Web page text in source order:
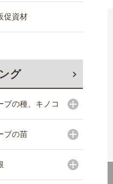
促資材
グ
ブの種、キノコ
ブの苗